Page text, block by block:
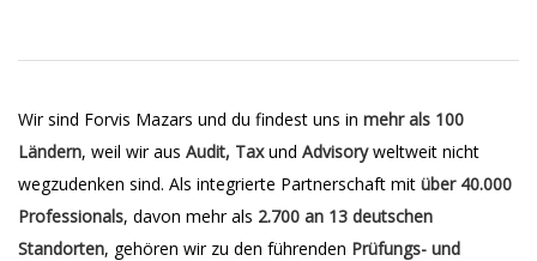
Wir sind Forvis Mazars und du findest uns in mehr als 100
Ländern, weil wir aus Audit, Taxund Advisoryweltweit nicht
wegzudenken sind. Als integrierte Partnerschaft mit über 40.000
Professionals, davon mehr als 2.700 an 13 deutschen
Standorten, gehören wir zu den führenden Prüfungs- und